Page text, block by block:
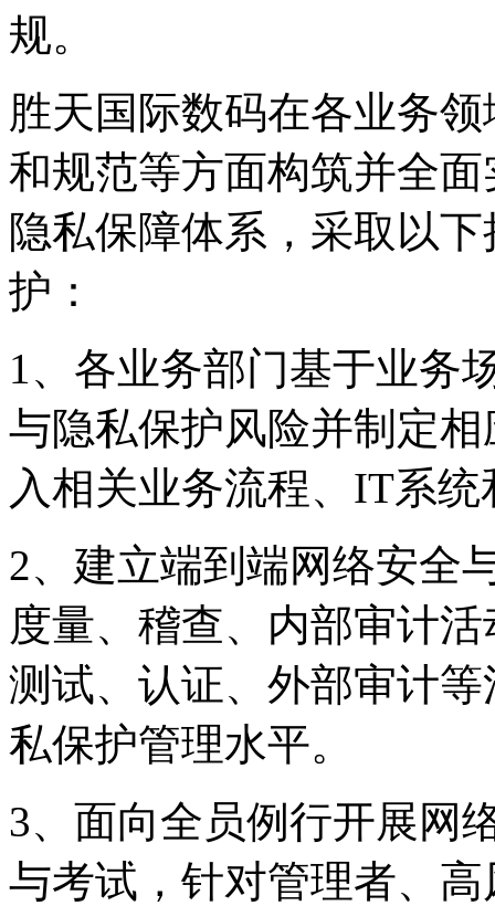
规。
胜天国际数码在各业务领域从
和规范等方面构筑并全
隐私保障体系，采取
护：
1、各业务部门基于业务
与隐私保护风险并制定相
入相关业务流程、IT系
2、建立端到端网络安全
度量、稽查、内部审
测试、认证、外部审
私保护管理水平。
3、面向全员例行开展
与考试，针对管理者